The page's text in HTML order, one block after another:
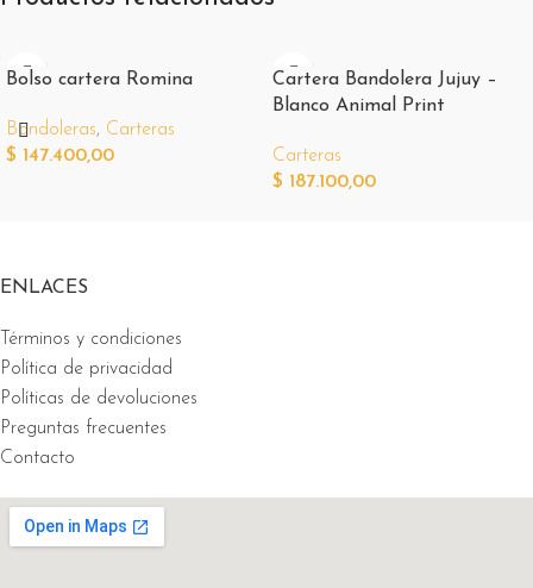
Bolso cartera Romina
Bandoleras, Carteras
$ 147.400,00
Cartera Bandolera Jujuy –
Blanco Animal Print
Carteras
$ 187.100,00
ENLACES
Términos y condiciones
Política de privacidad
Políticas de devoluciones
Preguntas frecuentes
Contacto